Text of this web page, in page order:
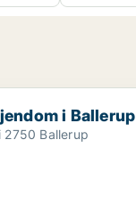
i Ballerup
i Ballerup
Ballerup